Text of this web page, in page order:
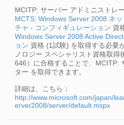
MCITP: サーバー アドミニストレ
MCTS: Windows Server 2008 ネ
チャ - コンフィギュレーション 資
Windows Server 2008 Active
ョン 資格 (1試験) を取得する必要
ノロジー スペシャリスト資格取
646）に合格することで、MCITP:
ター を取得できます。
詳細は、こちら：
http://www.microsoft.com/japan/
erver2008/server/default.mspx